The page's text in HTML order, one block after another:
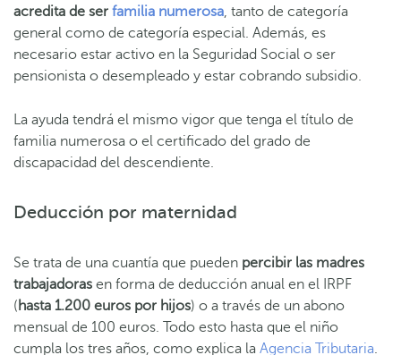
acredita de ser familia numerosa, tanto de categoría
general como de categoría especial. Además, es
necesario estar activo en la Seguridad Social o ser
pensionista o desempleado y estar cobrando subsidio.
La ayuda tendrá el mismo vigor que tenga el título de
familia numerosa o el certificado del grado de
discapacidad del descendiente.
Deducción por maternidad
Se trata de una cuantía que pueden percibir las madres
trabajadoras en forma de deducción anual en el IRPF
( hasta 1.200 euros por hijos) o a través de un abono
mensual de 100 euros. Todo esto hasta que el niño
cumpla los tres años, como explica la Agencia Tributaria.